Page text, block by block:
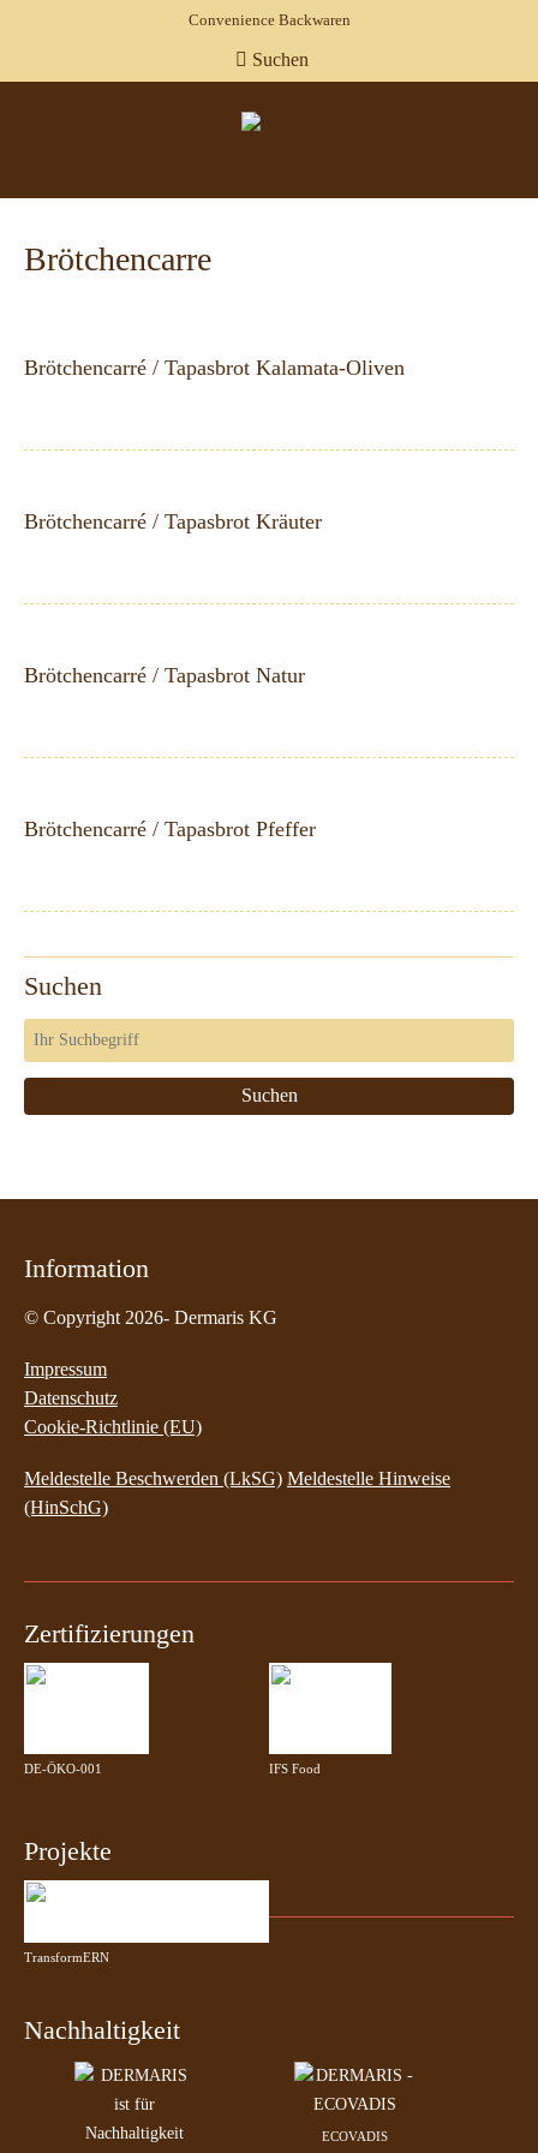
Convenience Backwaren
Suchen
Brötchencarre
Brötchencarré / Tapasbrot Kalamata-Oliven
Brötchencarré / Tapasbrot Kräuter
Brötchencarré / Tapasbrot Natur
Brötchencarré / Tapasbrot Pfeffer
Suchen
Information
© Copyright 2026- Dermaris KG
Impressum
Datenschutz
Cookie-Richtlinie (EU)
Meldestelle Beschwerden (LkSG) Meldestelle Hinweise
(HinSchG)
Zertifizierungen
DE-ÖKO-001 IFS Food
Projekte
TransformERN
Nachhaltigkeit
ECOVADIS